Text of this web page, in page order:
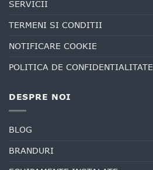
SERVICII
TERMENI SI CONDITII
NOTIFICARE COOKIE
POLITICA DE CONFIDENTIALITATE
DESPRE NOI
BLOG
BRANDURI